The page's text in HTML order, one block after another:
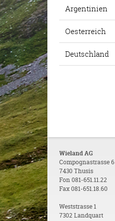
Argentinien
Oesterreich
Deutschland
Wieland AG
Compognastrasse 6
7430 Thusis
Fon 081-651.11.22
Fax 081-651.18.60
Weststrasse 1
7302 Landquart